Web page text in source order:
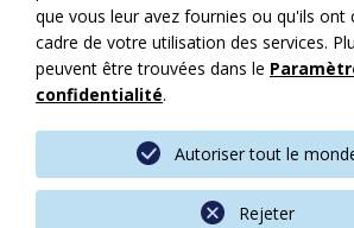
Contacts
Mes articles
Mentions légales
Protection des données
que vous leur avez fournies ou qu'ils ont
cadre de votre utilisation des services.
peuvent être trouvées dans le
confidentialité.
Rejeter
Autoriser tout le